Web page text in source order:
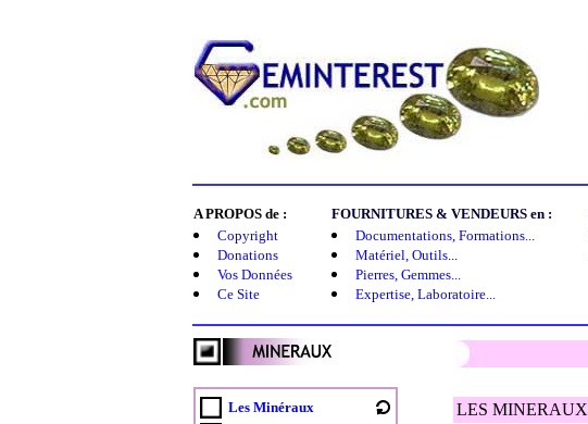
A PROPOS de : FOURNITURES & VENDEURS en :
Copyright
Donations
Vos Données
Ce Site
Documentations, Formations...
Matériel, Outils...
Pierres, Gemmes...
Expertise, Laboratoire...
Les Minéraux
LES MINERAUX